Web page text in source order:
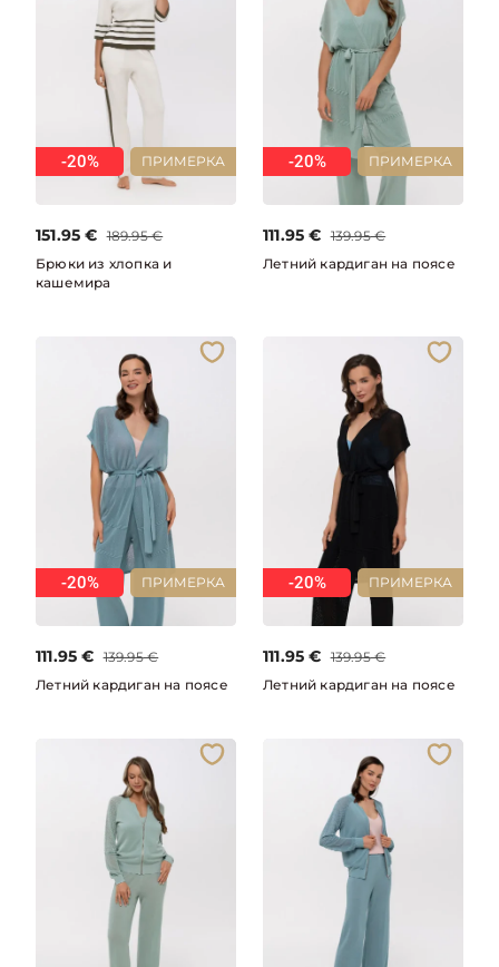
ПРИМЕРКА
-20%
151.95 € 189.95 €
Брюки из хлопка и
кашемира
ПРИМЕРКА
-20%
111.95 € 139.95 €
Летний кардиган на поясе
ПРИМЕРКА
-20%
111.95 € 139.95 €
Летний кардиган на поясе
ПРИМЕРКА
-20%
111.95 € 139.95 €
Летний кардиган на поясе